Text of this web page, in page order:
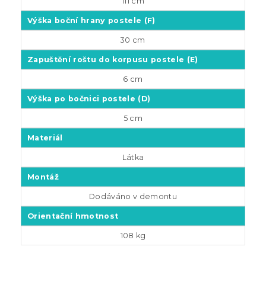
Výška boční hrany postele (F)
30 cm
Zapuštění roštu do korpusu postele (E)
6 cm
Výška po bočnici postele (D)
5 cm
Materiál
Látka
Montáž
Dodáváno v demontu
Orientační hmotnost
108 kg